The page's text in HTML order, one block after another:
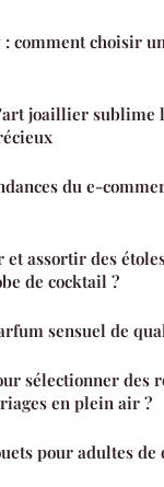
: comment choisir
joaillier sublime
du e-
et assortir des
de cocktail ?
sensuel de
sélectionner des
en plein air ?
pour adultes de